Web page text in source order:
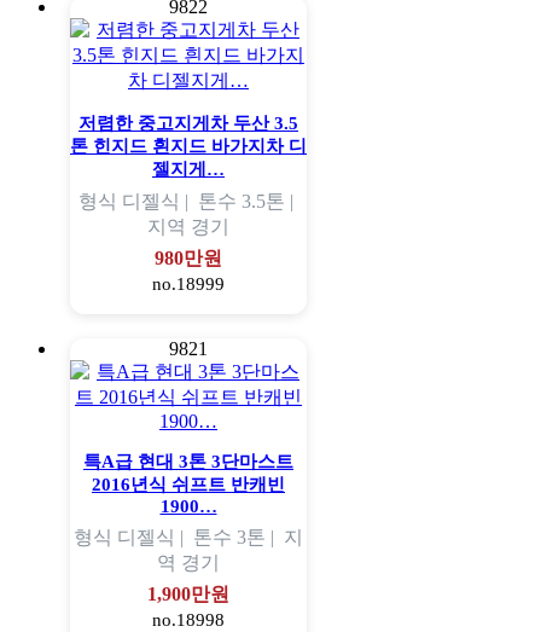
9822
저렴한 중고지게차 두산 3.5
톤 힌지드 흰지드 바가지차 디
젤지게…
형식 디젤식 | 톤수 3.5톤 |
지역 경기
980만원
no.18999
9821
특A급 현대 3톤 3단마스트
2016년식 쉬프트 반캐빈
1900…
형식 디젤식 | 톤수 3톤 | 지
역 경기
1,900만원
no.18998